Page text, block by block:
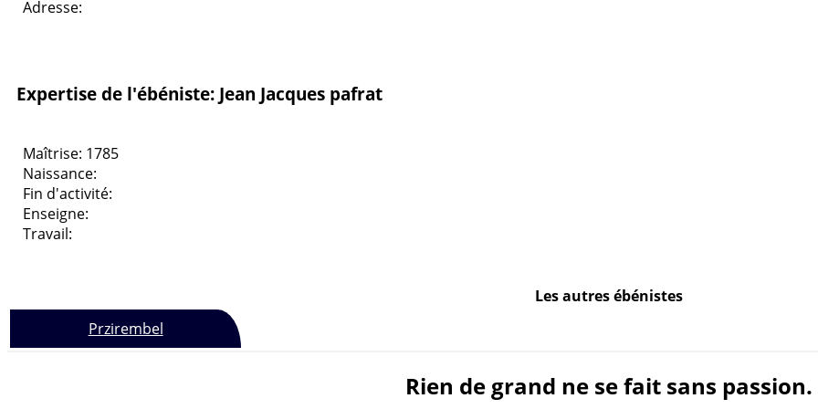
Adresse:
Expertise de l'ébéniste: Jean Jacques pafrat
Maîtrise: 1785
Naissance:
Fin d'activité:
Enseigne:
Travail:
Les autres ébénistes
Przirembel
Rien de grand ne se fait sans passion.